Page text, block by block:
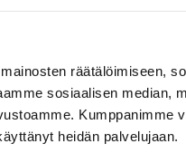
räätälöimiseen,
sosiaalisen median,
Kumppanimme
heidän palvelujaan.